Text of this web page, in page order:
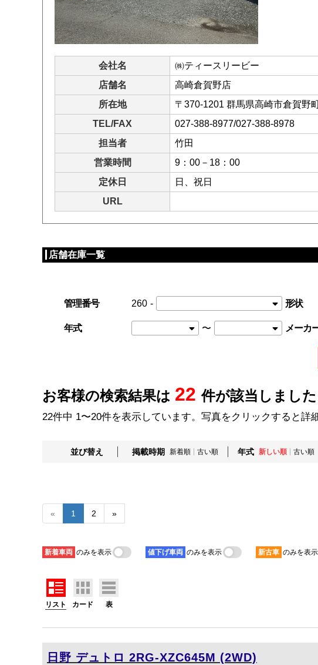
会社名
㈱ティースリービー
店舗名
高崎倉賀野店
所在地
〒370-1201 群馬県高崎市倉賀野
TEL/FAX
027-388-8977/027-388-8978
担当者
竹田
営業時間
9：00－18：00
定休日
日、祝日
URL
店舗在庫一覧
管理番号 260 - 形状
年式 〜 メーカ
お客様の検索結果は 22件が該当しました
22件中 1〜20件を表示しています。写真をクリックすると詳
並び替え 掲載時期 新着順 古い順 年式 新しい順 古い順
« 1 2 »
新着車両 のみを表示 値下げ車両 のみを表示 新古車 のみを表示
リスト カード 表
日野 デュトロ 2RG-XZC645M (2WD)